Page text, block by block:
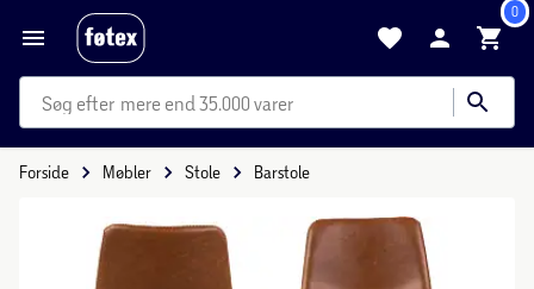
0
mere end 35.000 varer
Forside Møbler Stole Barstole